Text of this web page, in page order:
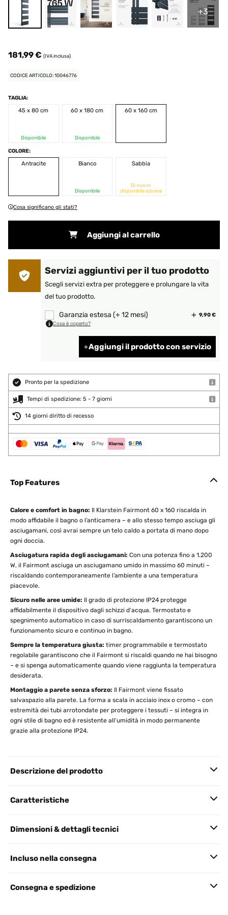
+3
181,99 € (IVA inclusa)
CODICE ARTICOLO: 10046776
TAGLIA:
45 x 80 cm
Disponibile
60 x 180 cm
Disponibile
60 x 160 cm
COLORE:
Antracite
Bianco
Disponibile
Sabbia
Di nuovo
disponibile a breve
Cosa significano gli stati?
Aggiungi al carrello
Servizi aggiuntivi per il tuo prodotto
Scegli servizi extra per proteggere e prolungare la vita
del tuo prodotto.
Garanzia estesa (+ 12 mesi) 9,90 €
Cosa è coperto?
Aggiungi il prodotto con servizio
Pronto per la spedizione
Tempi di spedizione: 5 - 7 giorni
14 giorni diritto di recesso
Top Features
Calore e comfort in bagno: Il Klarstein Fairmont 60 x 160 riscalda in
modo affidabile il bagno o l’anticamera – e allo stesso tempo asciuga gli
asciugamani, così avrai sempre un telo caldo a portata di mano dopo
ogni doccia.
Asciugatura rapida degli asciugamani: Con una potenza fino a 1.200
W, il Fairmont asciuga un asciugamano umido in massimo 60 minuti –
riscaldando contemporaneamente l’ambiente a una temperatura
piacevole.
Sicuro nelle aree umide: Il grado di protezione IP24 protegge
affidabilmente il dispositivo dagli schizzi d'acqua. Termostato e
spegnimento automatico in caso di surriscaldamento garantiscono un
funzionamento sicuro e continuo in bagno.
Sempre la temperatura giusta: timer programmabile e termostato
regolabile garantiscono che il Fairmont si riscaldi quando ne hai bisogno
– e si spenga automaticamente quando viene raggiunta la temperatura
desiderata.
Montaggio a parete senza sforzo: Il Fairmont viene fissato
salvaspazio alla parete. La forma a scala in acciaio inox o cromo – con
estremità dei tubi arrotondate per proteggere i tessuti – si integra in
ogni stile di bagno ed è resistente all’umidità in modo permanente
grazie alla protezione IP24.
Descrizione del prodotto
Caratteristiche
Dimensioni & dettagli tecnici
Incluso nella consegna
Consegna e spedizione